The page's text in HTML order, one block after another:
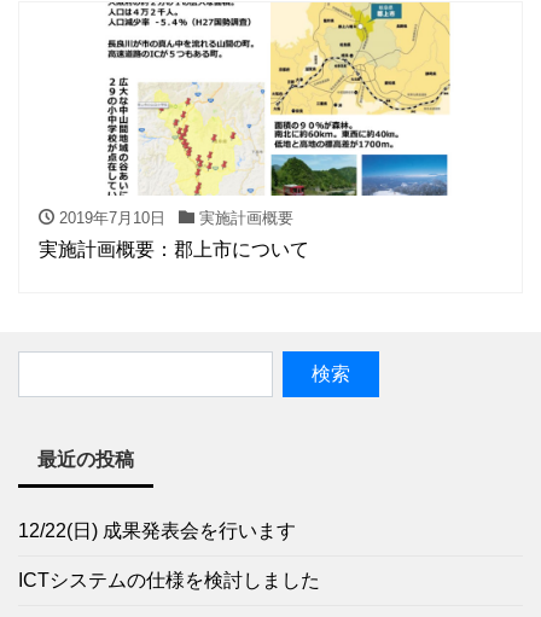
2019年7月10日 実施計画概要
実施計画概要：郡上市について
最近の投稿
12/22(日) 成果発表会を行います
ICTシステムの仕様を検討しました